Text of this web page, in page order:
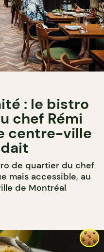
: le bistro
chef Rémi
centre-ville
de quartier du chef
mais accessible, au
de Montréal